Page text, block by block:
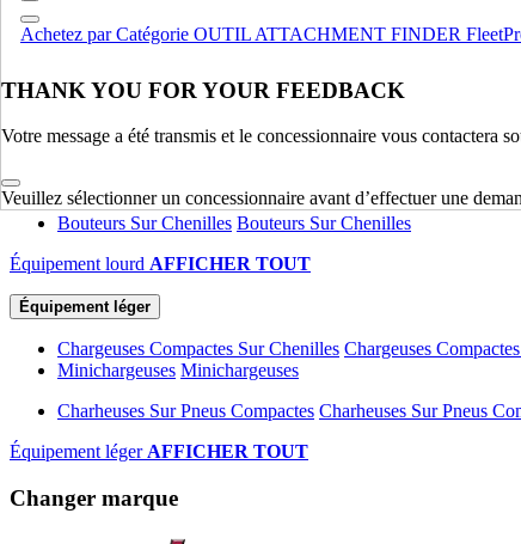
Achetez par Catégorie OUTIL ATTACHMENT FINDER
THANK YOU FOR YOUR FEEDBACK
Votre message a été transmis et le concessionnaire vous contactera
Veuillez sélectionner un concessionnaire avant d’effectuer une
Deutz Deutz
Bouteurs Sur Chenilles Bouteurs Sur Chenilles
Équipement lourd AFFICHER TOUT
Équipement léger
Chargeuses Compactes Sur Chenilles Chargeuses
Minichargeuses Minichargeuses
Charheuses Sur Pneus Compactes Charheuses Sur Pneus
Équipement léger AFFICHER TOUT
Changer marque